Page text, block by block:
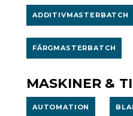
ADDITIVMASTERBATCH
FÄRGMASTERBATCH
MASKINER &
AUTOMATION